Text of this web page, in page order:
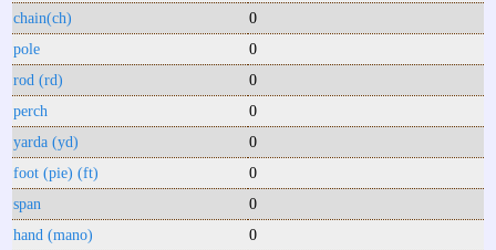
chain(ch)
0
pole
0
rod (rd)
0
perch
0
yarda (yd)
0
foot (pie) (ft)
0
span
0
hand (mano)
0